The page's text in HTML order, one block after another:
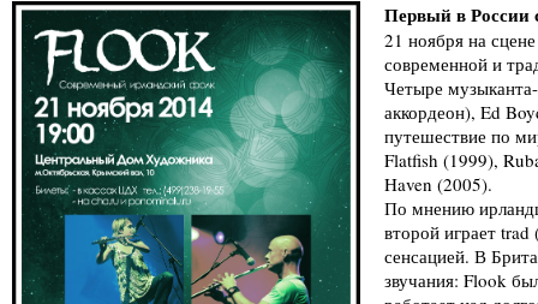
Первый в России
21 ноября на
современной и
Четыре
аккордеон), Ed
путешествие по
Flatfish (1999),
Haven (2005).
По мнению
второй играет
сенсацией. В
звучания: Flook